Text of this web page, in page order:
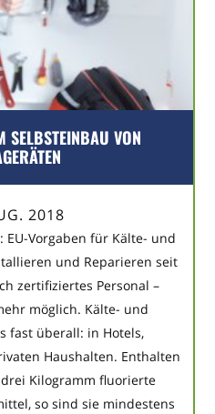
SELBSTEINBAU VON
2018
EU-Vorgaben für Kälte- und
und Reparieren seit
zertifiziertes Personal –
möglich. Kälte- und
fast überall: in Hotels,
Haushalten. Enthalten
Kilogramm fluorierte
so sind sie mindestens